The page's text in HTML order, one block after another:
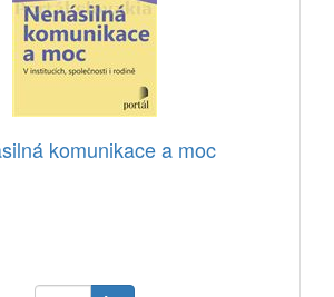
komunikace a moc